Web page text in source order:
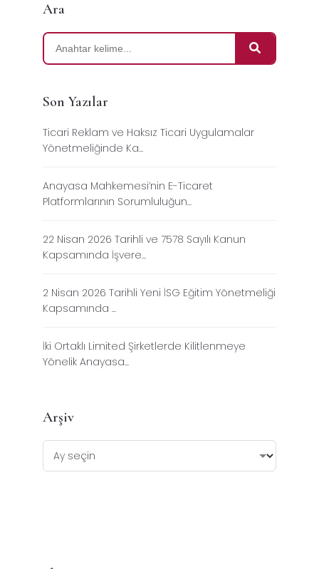
Ara
Son Yazılar
Ticari Reklam ve Haksız Ticari Uygulamalar
Yönetmeliğinde Ka...
Anayasa Mahkemesi’nin E-Ticaret
Platformlarının Sorumluluğun...
22 Nisan 2026 Tarihli ve 7578 Sayılı Kanun
Kapsamında İşvere...
2 Nisan 2026 Tarihli Yeni İSG Eğitim Yönetmeliği
Kapsamında ...
İki Ortaklı Limited Şirketlerde Kilitlenmeye
Yönelik Anayasa...
Arşiv